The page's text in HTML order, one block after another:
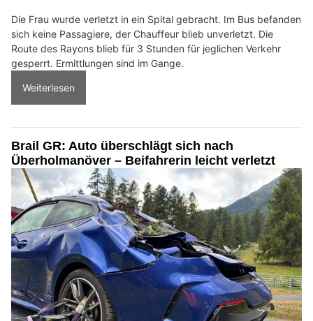
Die Frau wurde verletzt in ein Spital gebracht. Im Bus befanden
sich keine Passagiere, der Chauffeur blieb unverletzt. Die
Route des Rayons blieb für 3 Stunden für jeglichen Verkehr
gesperrt. Ermittlungen sind im Gange.
Weiterlesen
Brail GR: Auto überschlägt sich nach
Überholmanöver – Beifahrerin leicht verletzt